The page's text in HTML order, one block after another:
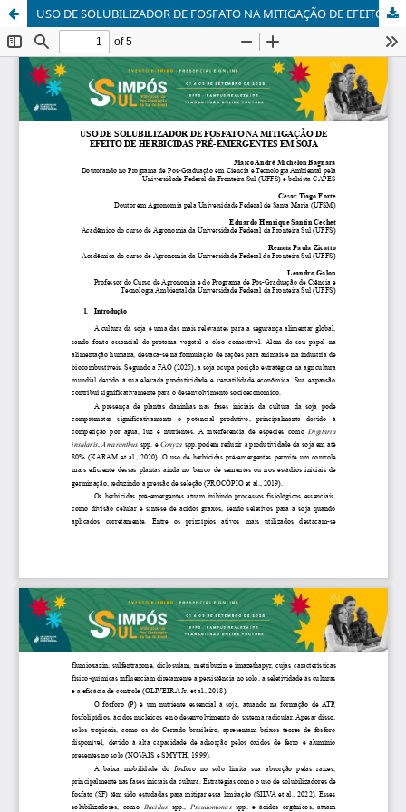
USO DE SOLUBILIZADOR DE FOSFATO NA MITIGAÇÃO DE EFEITO DE HERBICIDAS PRÉ-EMERGENTES EM SOJA